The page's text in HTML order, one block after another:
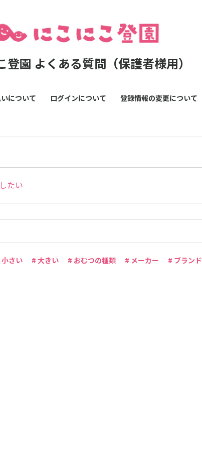
登園 よくある質問（保護者様用）
について ログインについて 登録情報の変更について
たい
小さい # 大きい # おむつの種類 # メーカー # ブランド